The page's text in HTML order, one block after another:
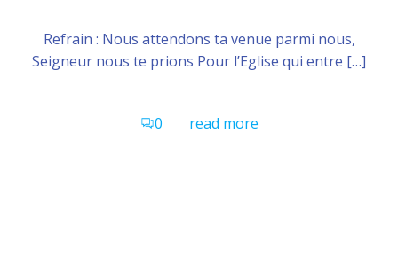
Refrain : Nous attendons ta venue parmi nous,
Seigneur nous te prions Pour l’Eglise qui entre […]
0 read more